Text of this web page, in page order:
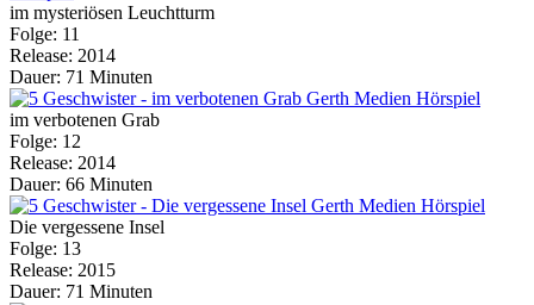
im mysteriösen Leuchtturm
Folge: 11
Release: 2014
Dauer: 71 Minuten
im verbotenen Grab
Folge: 12
Release: 2014
Dauer: 66 Minuten
Die vergessene Insel
Folge: 13
Release: 2015
Dauer: 71 Minuten